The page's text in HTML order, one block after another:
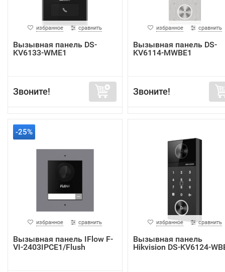
избранное сравнить
Вызывная панель DS-
KV6133-WME1
Звоните!
избранное сравнить
Вызывная панель DS-
KV6114-MWBE1
Звоните!
-25%
избранное сравнить
Вызывная панель IFlow F-
VI-2403IPCE1/Flush
избранное сравнить
Вызывная панель
Hikvision DS-KV6124-